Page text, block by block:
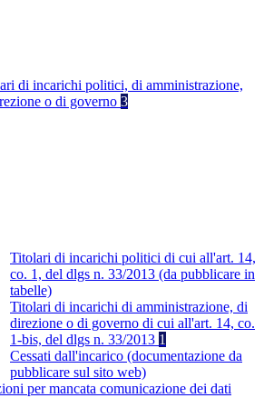
di incarichi politici, di amministrazione,
o di governo 3
Titolari di incarichi politici di cui all'art. 14,
co. 1, del dlgs n. 33/2013 (da pubblicare in
tabelle)
Titolari di incarichi di amministrazione, di
direzione o di governo di cui all'art. 14, co.
1-bis, del dlgs n. 33/2013 1
Cessati dall'incarico (documentazione da
pubblicare sul sito web)
per mancata comunicazione dei dati